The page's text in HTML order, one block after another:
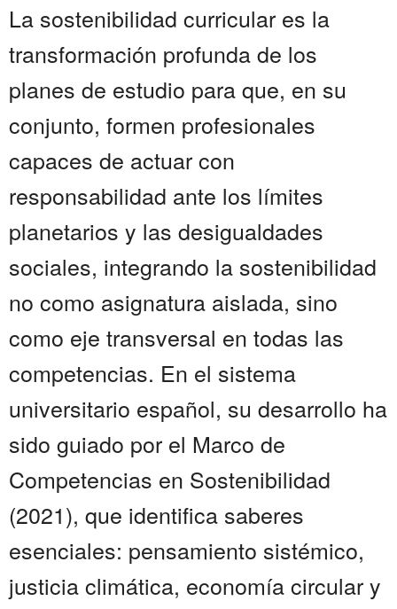
La sostenibilidad curricular es la
transformación profunda de los
planes de estudio para que, en su
conjunto, formen profesionales
capaces de actuar con
responsabilidad ante los límites
planetarios y las desigualdades
sociales, integrando la sostenibilidad
no como asignatura aislada, sino
como eje transversal en todas las
competencias. En el sistema
universitario español, su desarrollo ha
sido guiado por el Marco de
Competencias en Sostenibilidad
(2021), que identifica saberes
esenciales: pensamiento sistémico,
justicia climática, economía circular y